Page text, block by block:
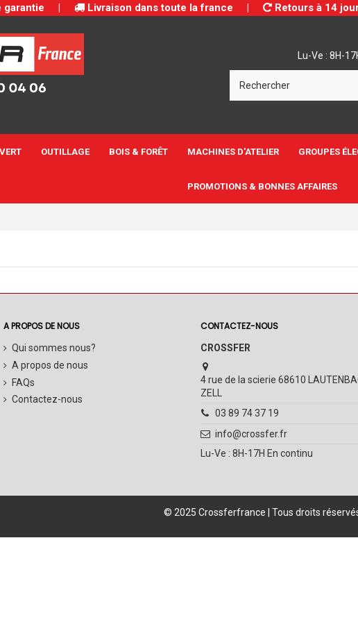
garantie | Livraison dans toute la france | Retours à 14
Lu-Ve : 8H-
OUTILLAGE BOIS & FORÊT MACHINES D'ATELIER GROUPES
PROMOTIONS & BONNES AFFAIRES
A PROPOS DE NOUS
Qui sommes nous?
A propos de nous
FAQs
Contactez-nous
CONTACTEZ-NOUS
CROSSFER
4 rue de la scierie 68610
ZELL
03 89 74 37 19
info@crossfer.fr
Lu-Ve : 8H-17H En continu
© 2025 Crossferfrance | Tous droits